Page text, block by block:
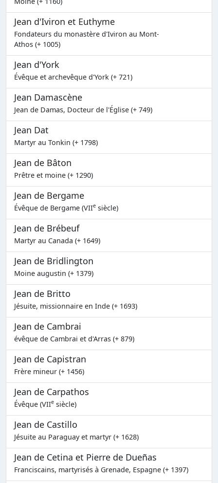
Jean d'Iviron et Euthyme
Fondateurs du monastère d'Iviron au Mont-
Athos (+ 1005)
Jean d'York
Évêque et archevêque d'York (+ 721)
Jean Damascène
Jean de Damas, Docteur de l'Église (+ 749)
Jean Dat
Martyr au Tonkin (+ 1798)
Jean de Bâton
Prêtre et moine (+ 1290)
Jean de Bergame
Évêque de Bergame (VIIe siècle)
Jean de Brébeuf
Martyr au Canada (+ 1649)
Jean de Bridlington
Moine augustin (+ 1379)
Jean de Britto
Jésuite, missionnaire en Inde (+ 1693)
Jean de Cambrai
évêque de Cambrai et d'Arras (+ 879)
Jean de Capistran
Frère mineur (+ 1456)
Jean de Carpathos
Évêque (VIIe siècle)
Jean de Castillo
Jésuite au Paraguay et martyr (+ 1628)
Jean de Cetina et Pierre de Dueñas
Franciscains, martyrisés à Grenade, Espagne (+ 1397)